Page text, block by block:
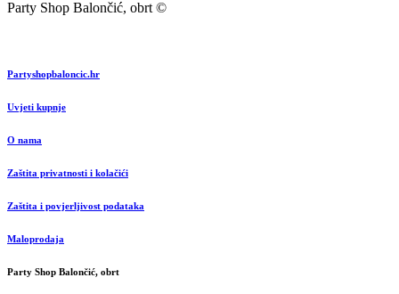
Party Shop Balončić, obrt ©
Partyshopbaloncic.hr
Uvjeti kupnje
O nama
Zaštita privatnosti i kolačići
Zaštita i povjerljivost podataka
Maloprodaja
Party Shop Balončić, obrt